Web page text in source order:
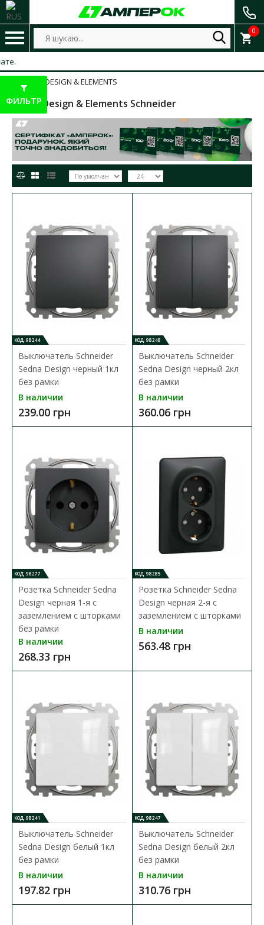
0
SEDNA DESIGN & ELEMENTS
Sedna Design & Elements Schneider
без рамки
Доступность: В наличии
Выключатель Schneider Electric Sedna Design —это механизм с
суппортом черного цвета. Выключатель одн..
239.00 грн
В КОРЗИНУ
В сравнения
В закладки
Выключатель Schneider Sedna Design черный 2кл
КОД: 98244
Выключатель Schneider
Sedna Design черный 1кл
без рамки
В наличии
239.00 грн
КОД: 98248
Выключатель Schneider
Sedna Design черный 2кл
без рамки
В наличии
360.06 грн
КОД: 98277
Розетка Schneider Sedna
Design черная 1-я с
заземлением с шторками
без рамки
В наличии
268.33 грн
КОД: 98285
Розетка Schneider Sedna
Design черная 2-я с
заземлением с шторками
В наличии
563.48 грн
КОД: 98241
Выключатель Schneider
Sedna Design белый 1кл
без рамки
В наличии
197.82 грн
КОД: 98247
Выключатель Schneider
Sedna Design белый 2кл
без рамки
В наличии
310.76 грн
ФИЛЬТР